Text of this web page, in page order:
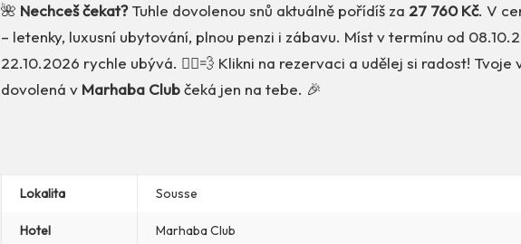
🌺 Nechceš čekat?Tuhle dovolenou snů aktuálně pořídíš za 27 760 Kč. V
– letenky, luxusní ubytování, plnou penzi i zábavu. Míst v termínu od
22.10.2026 rychle ubývá. 🏃‍♂️💨 Klikni na rezervaci a udělej si radost! Tvoje
dovolená v Marhaba Clubčeká jen na tebe. 🎉
Lokalita Sousse
Hotel Marhaba Club